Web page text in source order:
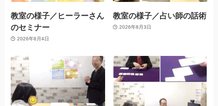
教室の様子／ヒーラーさん
のセミナー
2026年8月4日
教室の様子／占い師の話術
2026年8月3日